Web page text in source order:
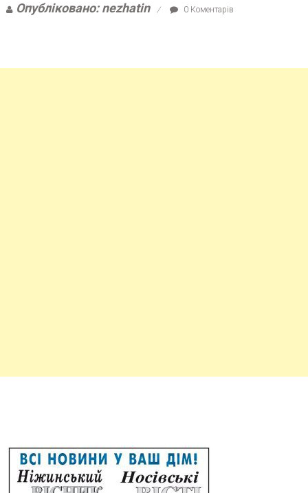
Опубліковано: nezhatin 0 Коментарів